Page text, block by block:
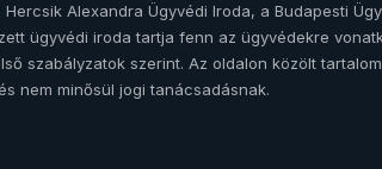
Hercsik Alexandra Ügyvédi Iroda, a Budapesti
ügyvédi iroda tartja fenn az ügyvédekre
szabályzatok szerint. Az oldalon közölt tartalom
nem minősül jogi tanácsadásnak.